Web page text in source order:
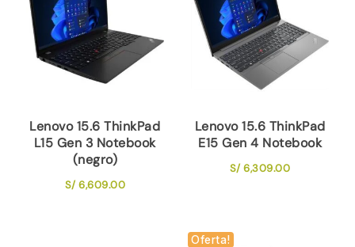
Lenovo 15.6 ThinkPad
L15 Gen 3 Notebook
(negro)
S/6,609.00
Lenovo 15.6 ThinkPad
E15 Gen 4 Notebook
S/6,309.00
Oferta!